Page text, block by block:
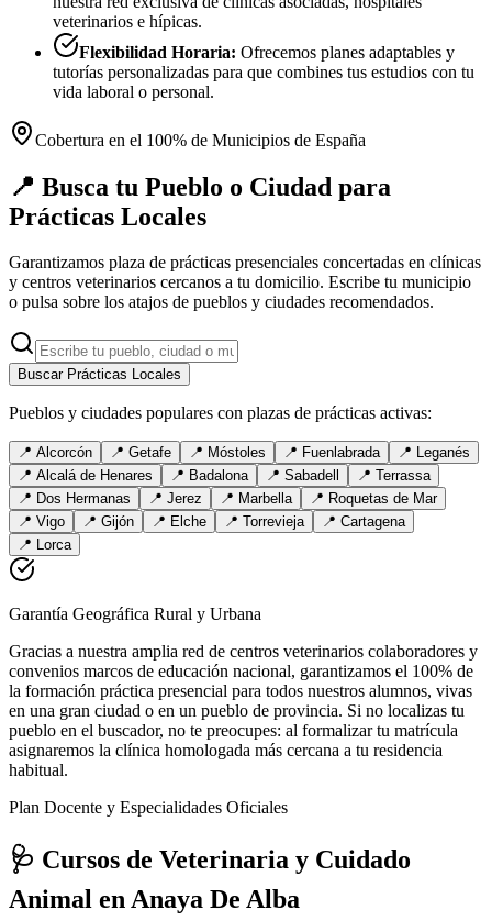
veterinarios e hípicas.
Flexibilidad Horaria: Ofrecemos planes adaptables y
tutorías personalizadas para que combines tus estudios con tu
vida laboral o personal.
Cobertura en el 100% de Municipios de España
📍 Busca tu Pueblo o Ciudad para
Prácticas Locales
Garantizamos plaza de prácticas presenciales concertadas en clínicas
y centros veterinarios cercanos a tu domicilio. Escribe tu municipio
o pulsa sobre los atajos de pueblos y ciudades recomendados.
Buscar Prácticas Locales
Pueblos y ciudades populares con plazas de prácticas activas:
📍 Alcorcón 📍 Getafe 📍 Móstoles 📍 Fuenlabrada 📍 Leganés
📍 Alcalá de Henares 📍 Badalona 📍 Sabadell 📍 Terrassa
📍 Dos Hermanas 📍 Jerez 📍 Marbella 📍 Roquetas de Mar
📍 Vigo 📍 Gijón 📍 Elche 📍 Torrevieja 📍 Cartagena
📍 Lorca
Garantía Geográfica Rural y Urbana
Gracias a nuestra amplia red de centros veterinarios colaboradores y
convenios marcos de educación nacional, garantizamos el 100% de
la formación práctica presencial para todos nuestros alumnos, vivas
en una gran ciudad o en un pueblo de provincia. Si no localizas tu
pueblo en el buscador, no te preocupes: al formalizar tu matrícula
asignaremos la clínica homologada más cercana a tu residencia
habitual.
Plan Docente y Especialidades Oficiales
🩺 Cursos de Veterinaria y Cuidado
Animal en Anaya De Alba